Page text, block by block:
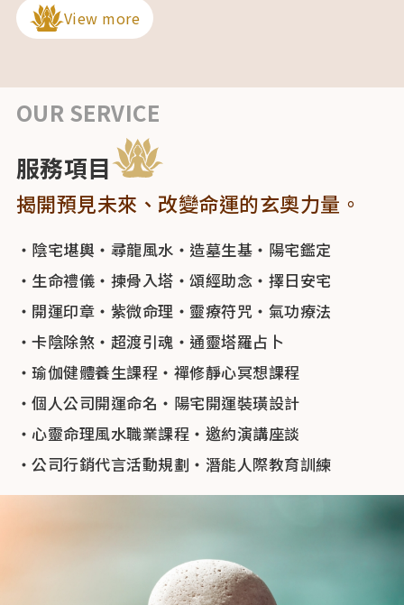
View more
OUR SERVICE
服務項目
揭開預見未來、改變命運的玄奧力量。
‧陰宅堪輿 ‧尋龍風水 ‧造墓生基 ‧陽宅鑑定
‧生命禮儀 ‧揀骨入塔 ‧頌經助念 ‧擇日安宅
‧開運印章 ‧紫微命理 ‧靈療符咒 ‧氣功療法
‧卡陰除煞 ‧超渡引魂 ‧通靈塔羅占卜
‧瑜伽健體養生課程 ‧禪修靜心冥想課程
‧個人公司開運命名 ‧陽宅開運裝璜設計
‧心靈命理風水職業課程 ‧邀約演講座談
‧公司行銷代言活動規劃 ‧潛能人際教育訓練